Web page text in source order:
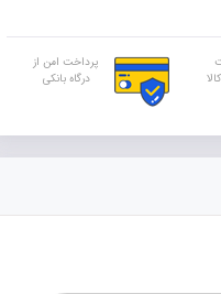
پرداخت امن از
درگاه بانکی